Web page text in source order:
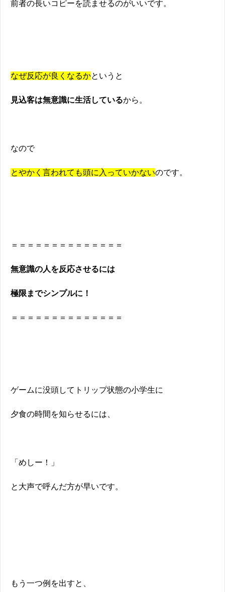
前者の長いコピーを読ませるのがいいです。
なぜ反応が良くなるかというと
見込客は無意識に生活しているから。
なので
とやかく言われても頭に入っていかないのです。
＝＝＝＝＝＝＝＝＝＝＝＝＝＝
無意識の人を反応させるには
極限までシンプルに！
＝＝＝＝＝＝＝＝＝＝＝＝＝＝
ゲームに没頭してトリップ状態の小学生に
夕食の時間を知らせるには、
「めしー！」
と大声で呼んだ方が早いです。
もう一つ例を出すと、